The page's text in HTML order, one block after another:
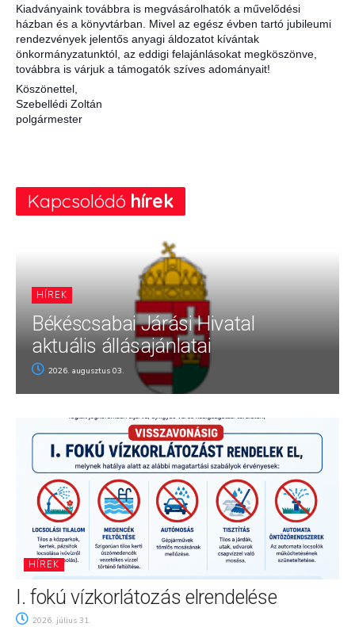
Kiadványaink továbbra is megvásárolhatók a művelődési
házban és a könyvtárban. Mivel az egész évben tartó jubileumi
rendezvények jelentős anyagi áldozatot kívántak
önkormányzatunktól, az eddigi felajánlásokat megköszönve,
továbbra is várjuk a támogatók szíves adományait!
Köszönettel,
Szebellédi Zoltán
polgármester
Kapcsolódó hírek
HÍREK
Békéscsabai Járási Hivatal
aktuális állásajánlatai
2026. augusztus 03.
HÍREK
I. fokú vízkorlátozás elrendelése
2026. július 31.